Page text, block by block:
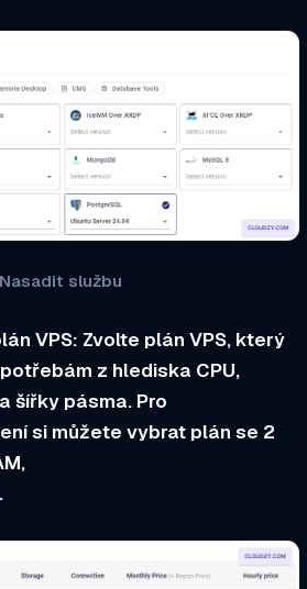
Nasadit službu
VPS: Zvolte plán VPS, který
z hlediska CPU,
šířky pásma. Pro
si můžete vybrat plán se 2